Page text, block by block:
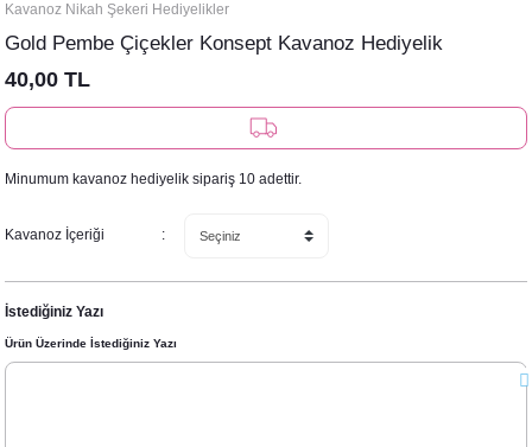
Kavanoz Nikah Şekeri Hediyelikler
Gold Pembe Çiçekler Konsept Kavanoz Hediyelik
40,00 TL
Minumum kavanoz hediyelik sipariş 10 adettir.
Kavanoz İçeriği
İstediğiniz Yazı
Ürün Üzerinde İstediğiniz Yazı